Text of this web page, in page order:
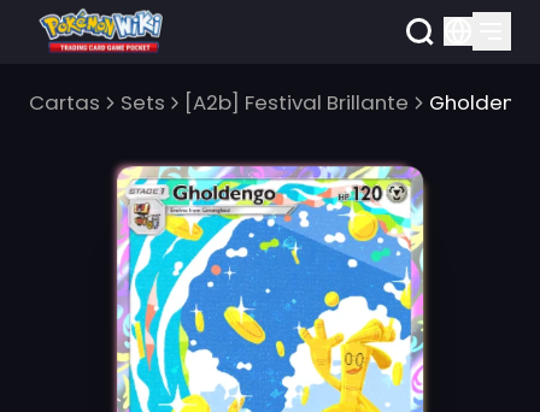
Cartas Sets [A2b] Festival Brillante